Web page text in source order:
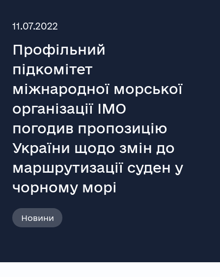
11.07.2022
Профільний
підкомітет
міжнародної морської
організації IMO
погодив пропозицію
України щодо змін до
маршрутизації суден у
чорному морі
Новини